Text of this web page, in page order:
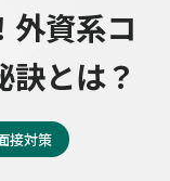
外資系コ
とは？
接対策